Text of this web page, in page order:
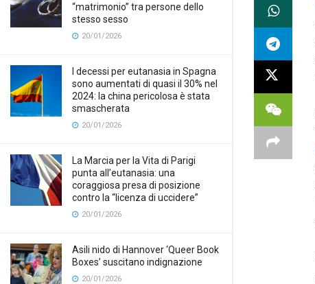
“matrimonio” tra persone dello
stesso sesso
20/01/2026
I decessi per eutanasia in Spagna
sono aumentati di quasi il 30% nel
2024: la china pericolosa è stata
smascherata
20/01/2026
La Marcia per la Vita di Parigi
punta all’eutanasia: una
coraggiosa presa di posizione
contro la “licenza di uccidere”
20/01/2026
Asili nido di Hannover ‘Queer Book
Boxes’ suscitano indignazione
20/01/2026